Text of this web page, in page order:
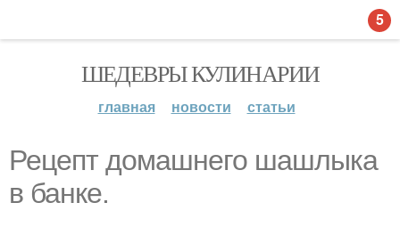
ШЕДЕВРЫ КУЛИНАРИИ
главная новости статьи
Рецепт домашнего шашлыка
в банке.
5